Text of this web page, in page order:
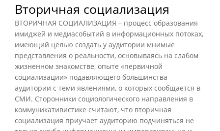
Вторичная социализация
ВТОРИЧНАЯ СОЦИАЛИЗАЦИЯ – процесс образования
имиджей и медиасобытий в информационных потоках,
имеющий целью создать у аудитории мнимые
представления о реальности, основываясь на слабом
жизненном знакомстве, опыте «первичной
социализации» подавляющего большинства
аудитории с теми явлениями, о которых сообщается в
СМИ. Сторонники социологического направления в
коммуникативистике считают, что вторичная
социализация приучает аудиторию подчиняться не